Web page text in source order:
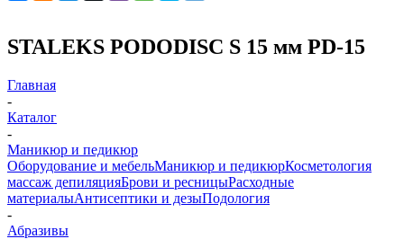
STALEKS PODODISC S 15 мм PD-15
Главная
-
Каталог
-
Маникюр и педикюр
Оборудование и мебельМаникюр и педикюрКосметология
массаж депиляцияБрови и ресницыРасходные
материалыАнтисептики и дезыПодология
-
Абразивы